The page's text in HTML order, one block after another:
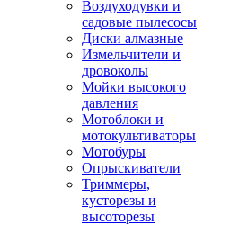
Воздуходувки и
садовые пылесосы
Диски алмазные
Измельчители и
дровоколы
Мойки высокого
давления
Мотоблоки и
мотокультиваторы
Мотобуры
Опрыскиватели
Триммеры,
кусторезы и
высоторезы